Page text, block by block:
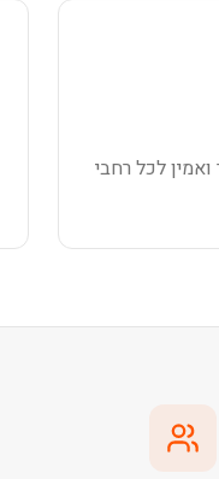
לכל רחבי